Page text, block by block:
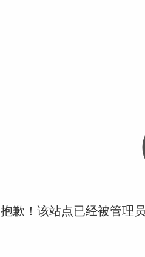
抱歉！该站点已经被管理